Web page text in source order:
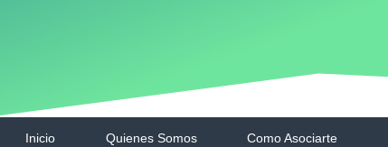
Inicio Quienes Somos Como Asociarte